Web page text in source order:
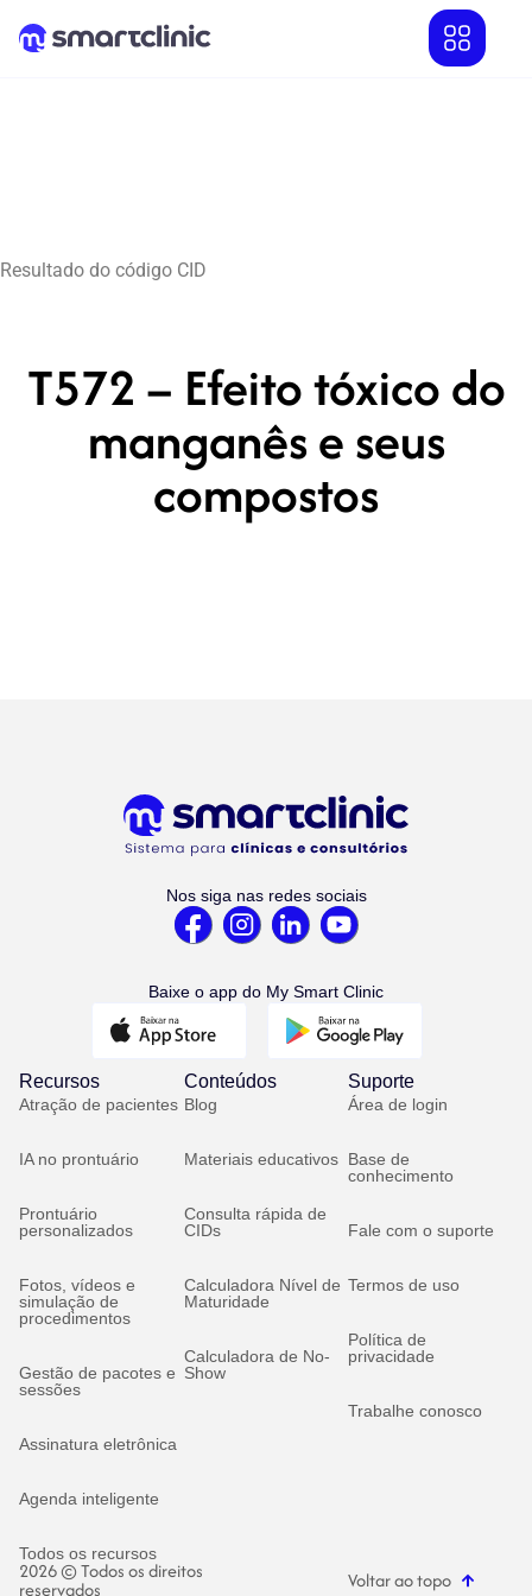
Resultado do código CID
T572 – Efeito tóxico do
manganês e seus
compostos
Nos siga nas redes sociais
Baixe o app do My Smart Clinic
Recursos
Atração de pacientes
IA no prontuário
Prontuário
personalizados
Fotos, vídeos e
simulação de
procedimentos
Gestão de pacotes e
sessões
Assinatura eletrônica
Agenda inteligente
Todos os recursos
Conteúdos
Blog
Materiais educativos
Consulta rápida de
CIDs
Calculadora Nível de
Maturidade
Calculadora de No-
Show
Suporte
Área de login
Base de
conhecimento
Fale com o suporte
Termos de uso
Política de
privacidade
Trabalhe conosco
2026 © Todos os direitos
reservados Voltar ao topo